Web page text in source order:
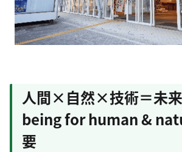
人間×自然×技術＝未
being for human &
要